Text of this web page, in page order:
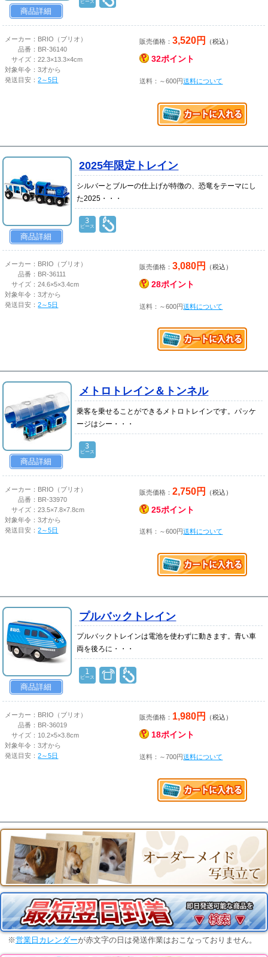
商品詳細
ピース
メーカー： BRIO（ブリオ）
品番： BR-36140
サイズ：22.3×13.3×4cm
対象年令：3才から
発送目安：2～5日
販売価格：3,520円 （税込）
32ポイント
送料：～600円送料について
商品詳細
2025年限定トレイン
シルバーとブルーの仕上げが特徴の、恐竜をテーマにし
た2025・・・
3
ピース
メーカー： BRIO（ブリオ）
品番： BR-36111
サイズ：24.6×5×3.4cm
対象年令：3才から
発送目安：2～5日
販売価格：3,080円 （税込）
28ポイント
送料：～600円送料について
商品詳細
メトロトレイン＆トンネル
乗客を乗せることができるメトロトレインです。パッケ
ージはシー・・・
3
ピース
メーカー： BRIO（ブリオ）
品番： BR-33970
サイズ：23.5×7.8×7.8cm
対象年令：3才から
発送目安：2～5日
販売価格：2,750円 （税込）
25ポイント
送料：～600円送料について
商品詳細
プルバックトレイン
プルバックトレインは電池を使わずに動きます。青い車
両を後ろに・・・
1
ピース
メーカー： BRIO（ブリオ）
品番： BR-36019
サイズ： 10.2×5×3.8cm
対象年令：3才から
発送目安：2～5日
販売価格： 1,980円 （税込）
18ポイント
送料：～700円送料について
※営業日カレンダーが赤文字の日は発送作業はおこなっておりません。